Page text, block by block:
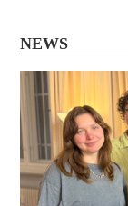
NEWS